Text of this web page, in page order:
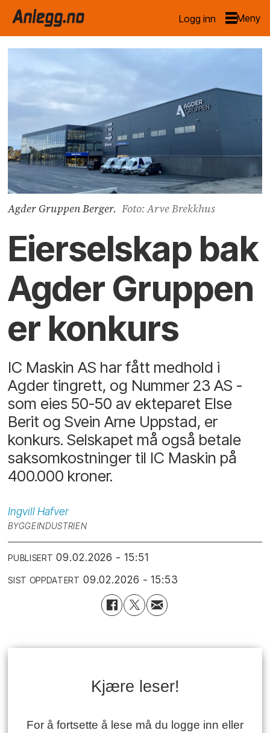
Logg inn
Agder Gruppen Berger. Foto: Arve Brekkhus
Eierselskap bak
Agder Gruppen
er konkurs
IC Maskin AS har fått medhold i
Agder tingrett, og Nummer 23 AS -
som eies 50-50 av ekteparet Else
Berit og Svein Arne Uppstad, er
konkurs. Selskapet må også betale
saksomkostninger til IC Maskin på
400.000 kroner.
Ingvill Hafver
BYGGEINDUSTRIEN
PUBLISERT 09.02.2026 - 15:51
SIST OPPDATERT 09.02.2026 - 15:53
Kjære leser!
For å fortsette å lese må du logge inn eller